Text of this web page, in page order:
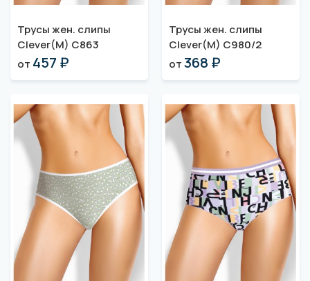
Трусы жен. слипы
Clever(M) C863
от 457 ₽
Трусы жен. слипы
Clever(M) C980/2
от368 ₽